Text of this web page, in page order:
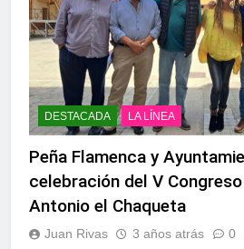
DESTACADA LA LÍNEA
Peña Flamenca y
celebración del V
Antonio el Chaqueta
Juan Rivas 3 años atrás 0